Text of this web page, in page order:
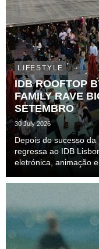
LIFESTYLE
IDB ROOFTOP
FAMILY RAVE
SETEMBRO
30 July 2026
Depois do sucesso
regressa ao IDB
eletrónica, animação